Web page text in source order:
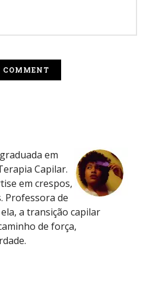
em
Capilar.
em crespos,
Professora de
a transição capilar
de força,